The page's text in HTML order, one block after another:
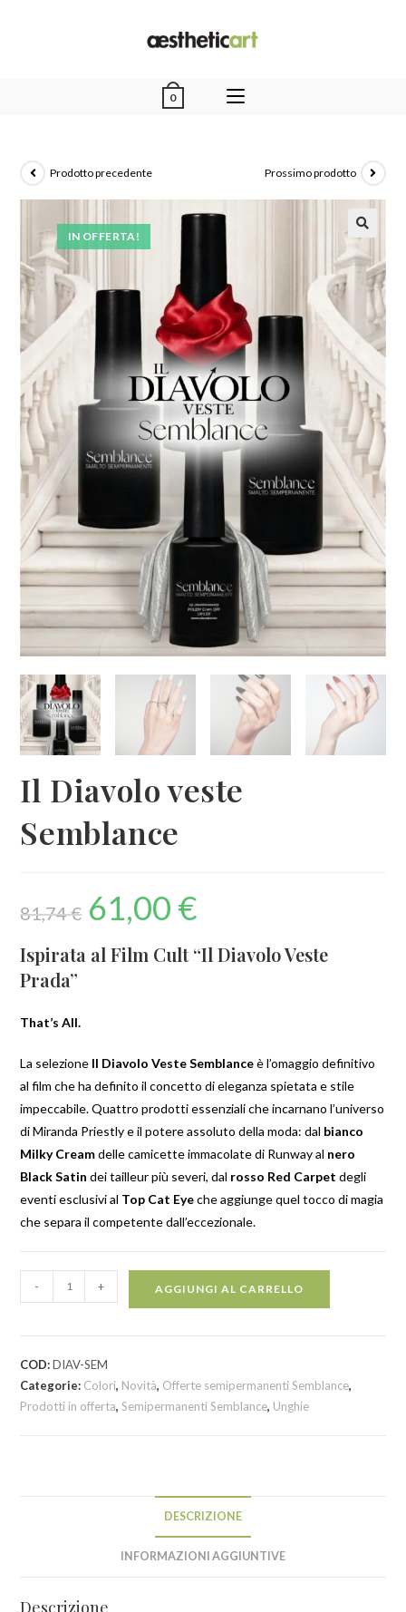
0
IN OFFERTA!
Prodotto precedente Prossimo prodotto
Il Diavolo veste
Semblance
81,74€ 61,00 €
Ispirata al Film Cult “Il Diavolo Veste
Prada”
That’s All.
La selezione Il Diavolo Veste Semblanceè l’omaggio definitivo
al film che ha definito il concetto di eleganza spietata e stile
impeccabile. Quattro prodotti essenziali che incarnano l’universo
di Miranda Priestly e il potere assoluto della moda: dal bianco
Milky Creamdelle camicette immacolate di Runway al nero
Black Satin dei tailleur più severi, dal rosso Red Carpet degli
eventi esclusivi al Top Cat Eyeche aggiunge quel tocco di magia
che separa il competente dall’eccezionale.
- + AGGIUNGI AL CARRELLO
COD:DIAV-SEM
Categorie: Colori, Novità, Offerte semipermanenti Semblance,
Prodotti in offerta,Semipermanenti Semblance, Unghie
DESCRIZIONE
INFORMAZIONI AGGIUNTIVE
Descrizione